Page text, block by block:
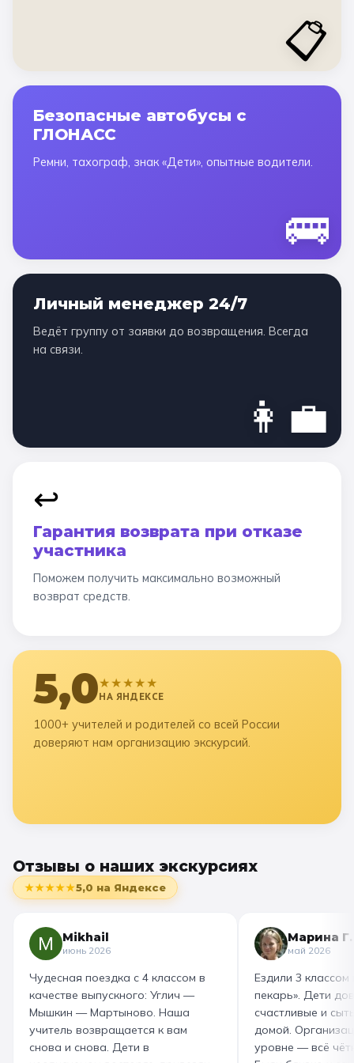
📋
Безопасные автобусы с
ГЛОНАСС
Ремни, тахограф, знак «Дети», опытные водители.
🚌
Личный менеджер 24/7
Ведёт группу от заявки до возвращения. Всегда
на связи.
👩‍💼
↩️
Гарантия возврата при отказе
участника
Поможем получить максимально возможный
возврат средств.
5,0★★★★★
НА ЯНДЕКСЕ
1000+ учителей и родителей со всей России
доверяют нам организацию экскурсий.
Отзывы о наших экскурсиях
★★★★★5,0 на Яндексе
Mikhail
июнь 2026
Чудесная поездка с 4 классом в
качестве выпускного: Углич —
Мышкин — Мартыново. Наша
учитель возвращается к вам
снова и снова. Дети в
Марина Г.
май 2026
Ездили 3 классом
пекарь». Дети
счастливые и
домой.
уровне — всё